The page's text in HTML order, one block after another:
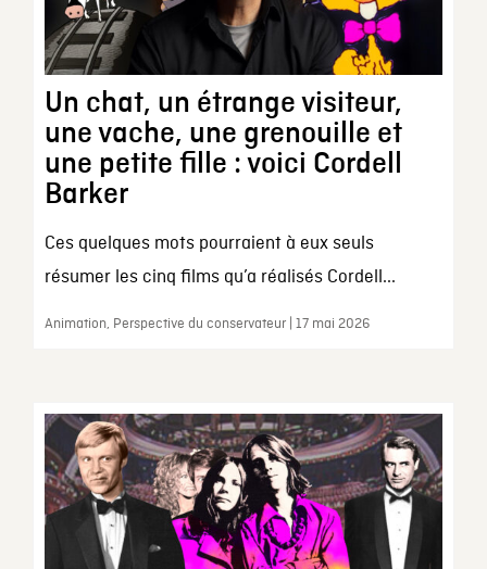
Un chat, un étrange visiteur,
une vache, une grenouille et
une petite fille : voici Cordell
Barker
Ces quelques mots pourraient à eux seuls
résumer les cinq films qu’a réalisés Cordell...
Animation, Perspective du conservateur | 17 mai 2026